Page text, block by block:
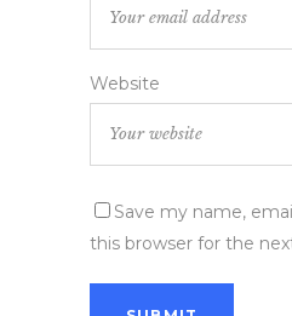
Website
Save my name,
this browser for the